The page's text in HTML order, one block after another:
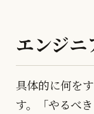
エンジニ
具体的に何を
す。「やるべ